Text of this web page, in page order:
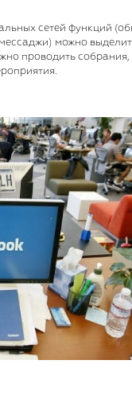
сетей функций
можно
проводить собрания,